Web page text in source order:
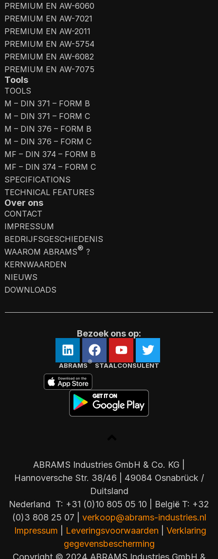
PREMIUM EN AW-6060
PREMIUM EN AW-7021
PREMIUM EN AW-2011
PREMIUM EN AW-5754
PREMIUM EN AW-6082
PREMIUM EN AW-7075
Tools
TOOLS
M – DIN 371 – FORM B
M – DIN 371 – FORM C
M – DIN 376 – FORM B
M – DIN 376 – FORM C
MF – DIN 374 – FORM B
MF – DIN 374 – FORM C
SPECIFICATIONS
TECHNICAL FEATURES
Over ons
CONTACT
IMPRESSUM
BEDRIJFSGESCHIEDENIS
WAAROM ABRAMS® ?
KERNWAARDEN
NIEUWS
DOWNLOADS
Bezoek ons op:
ABRAMS® STAALCONSULENT
ABRAMS Industries GmbH & Co. KG |
Hannoversche Str. 38/46 | 49084 Osnabrück /
Duitsland
Nederland T: +31 (0)10 805 05 10 | België T: +32
(0)3 808 25 07 | verkoop@abrams-industries.nl
Impressum
Leveringsvoorwaarden
Verklaring
gegevensbescherming
Copyright © 2024 ABRAMS Industries GmbH &